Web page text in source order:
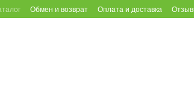
Обмен и возврат Оплата и доставка